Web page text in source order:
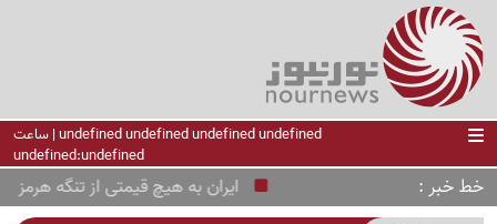
undefined undefined undefined undefined | ساعت
undefined:undefined
خط خبر ایران به هیچ قیمتی از تنگه هرمز